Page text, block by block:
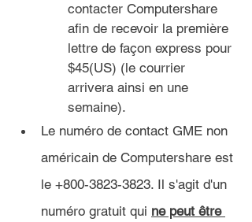
contacter Computershare
afin de recevoir la première
lettre de façon express pour
$45(US) (le courrier
arrivera ainsi en une
semaine).
Le numéro de contact GME non
américain de Computershare est
le +800-3823-3823. Il s'agit d'un
numéro gratuit qui ne peut être